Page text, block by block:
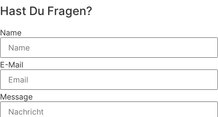
Hast Du Fragen?
Name
E-Mail
Message